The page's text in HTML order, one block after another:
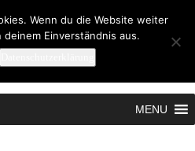
MENU
Wenn du die Website weiter
Einverständnis aus.